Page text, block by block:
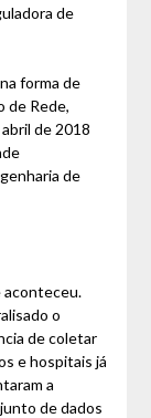
de
forma de
de Rede,
de 2018
de
aconteceu.
o
de coletar
e hospitais já
a
de dados